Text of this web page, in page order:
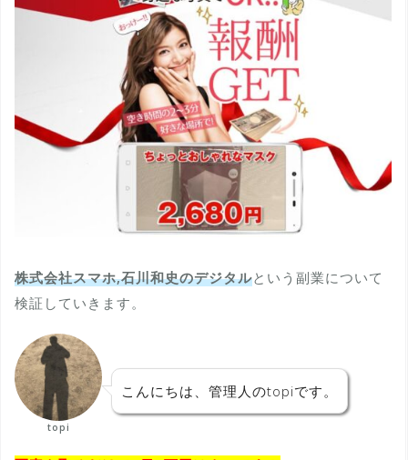
株式会社スマホ,石川和史のデジタルという副業について
検証していきます。
topi
こんにちは、管理人のtopiです。